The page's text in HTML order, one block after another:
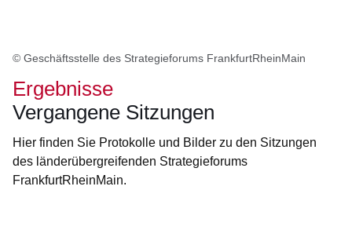
© Geschäftsstelle des Strategieforums FrankfurtRheinMain
Ergebnisse
Vergangene Sitzungen
Hier finden Sie Protokolle und Bilder zu den Sitzungen
des länderübergreifenden Strategieforums
FrankfurtRheinMain.